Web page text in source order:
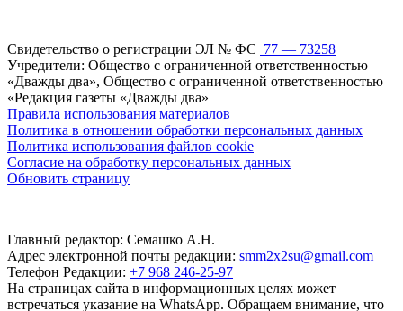
Свидетельство о регистрации ЭЛ № ФС 77 — 73258
Учредители: Общество с ограниченной ответственностью
«Дважды два», Общество с ограниченной ответственностью
«Редакция газеты «Дважды два»
Правила использования материалов
Политика в отношении обработки персональных данных
Политика использования файлов cookie
Согласие на обработку персональных данных
Обновить страницу
Главный редактор: Семашко А.Н.
Адрес электронной почты редакции: smm2x2su@gmail.com
Телефон Редакции: +7 968 246-25-97
На страницах сайта в информационных целях может
встречаться указание на WhatsApp. Обращаем внимание, что